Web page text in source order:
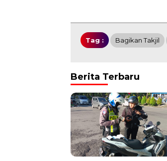
Tag : Bagikan Takjil
Berita Terbaru